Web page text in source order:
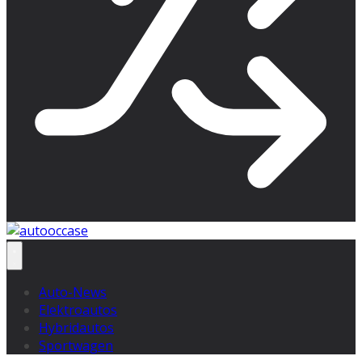
Auto-News
Elektroautos
Hybridautos
Sportwagen